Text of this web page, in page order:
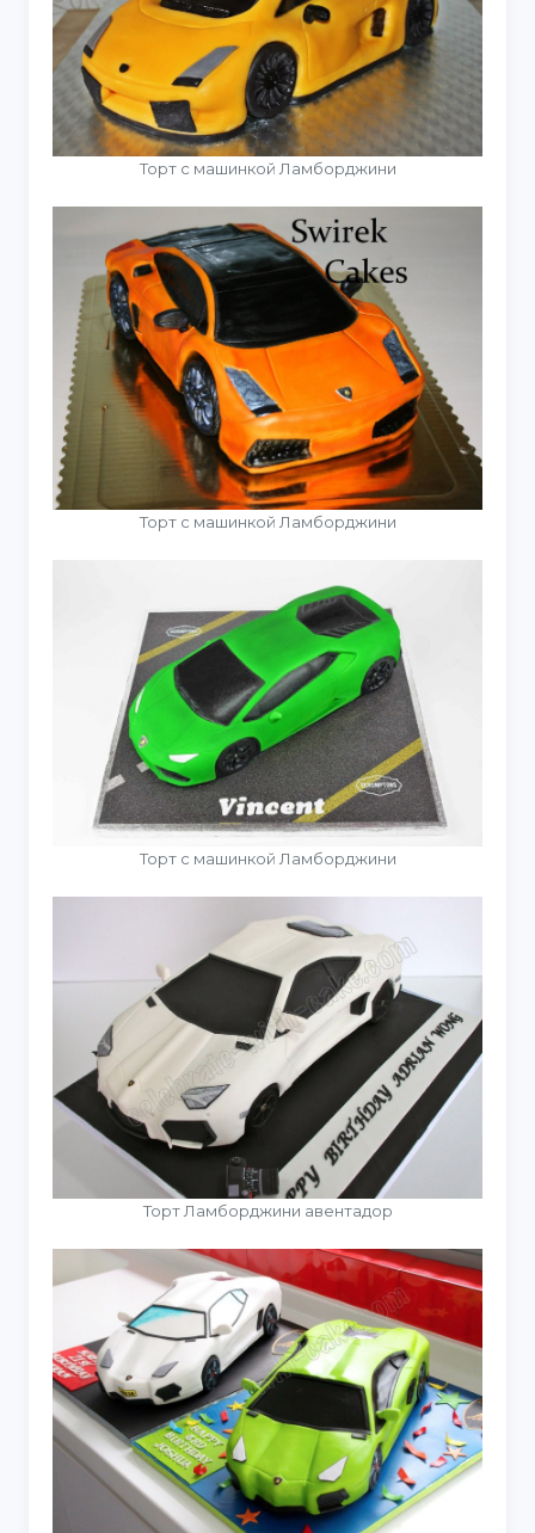
Торт с машинкой Ламборджини
Торт с машинкой Ламборджини
Торт с машинкой Ламборджини
Торт Ламборджини авентадор